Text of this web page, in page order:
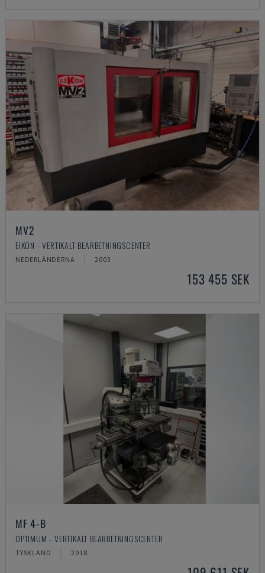
MV2
EIKON - VERTIKALT BEARBETNINGSCENTER
NEDERLÄNDERNA 2003
153 455 SEK
MF 4-B
OPTIMUM - VERTIKALT BEARBETNINGSCENTER
TYSKLAND 2018